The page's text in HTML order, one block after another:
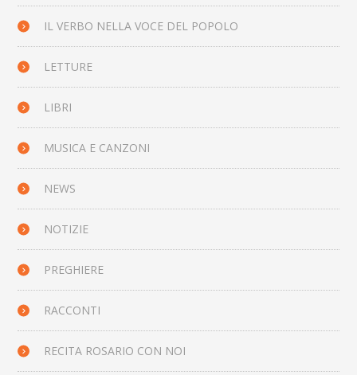
IL VERBO NELLA VOCE DEL POPOLO
LETTURE
LIBRI
MUSICA E CANZONI
NEWS
NOTIZIE
PREGHIERE
RACCONTI
RECITA ROSARIO CON NOI